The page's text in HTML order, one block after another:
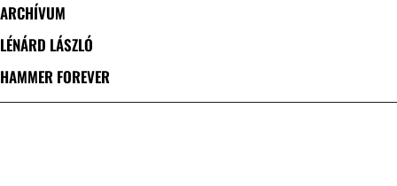
ARCHÍVUM
LÉNÁRD LÁSZLÓ
HAMMER FOREVER